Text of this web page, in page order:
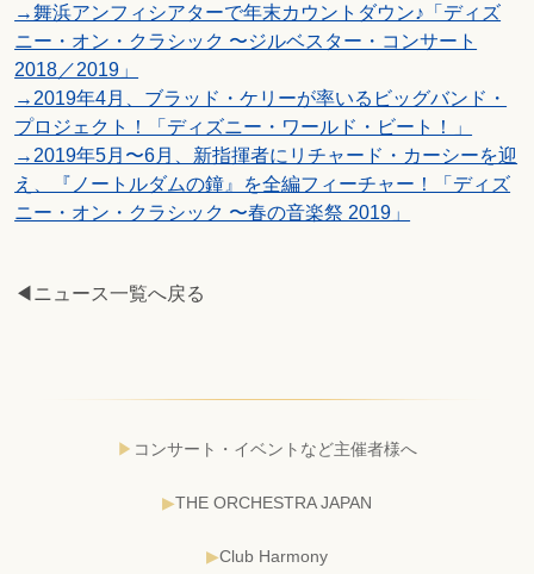
→舞浜アンフィシアターで年末カウントダウン♪「ディズ
ニー・オン・クラシック 〜ジルベスター・コンサート
2018／2019」
→2019年4月、ブラッド・ケリーが率いるビッグバンド・
プロジェクト！「ディズニー・ワールド・ビート！」
→2019年5月〜6月、新指揮者にリチャード・カーシーを迎
え、『ノートルダムの鐘』を全編フィーチャー！「ディズ
ニー・オン・クラシック 〜春の音楽祭 2019」
◀ニュース一覧へ戻る
コンサート・イベントなど主催者様へ
THE ORCHESTRA JAPAN
Club Harmony